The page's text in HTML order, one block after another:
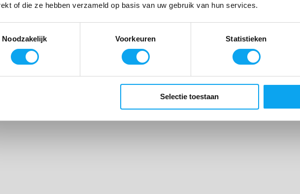
of die ze hebben verzameld op basis van uw gebruik van hun services.
Noodzakelijk
Voorkeuren Statistieken
Selectie toestaan
Meld mij aan voor de nieuwsbrief